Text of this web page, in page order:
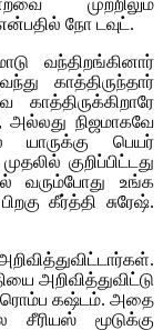
நோ டவுட்.
வந்திறங்கினார்
காத்திருந்தார்
நிஜமாகவே
யாருக்கு பெயர்
குறிப்பிட்டது
வரும்போது உங்க
கீர்த்தி சுரேஷ்.
அறிவித்துவிட்டு
ரொம்ப கஷ்டம். அதை
மூடுக்கு